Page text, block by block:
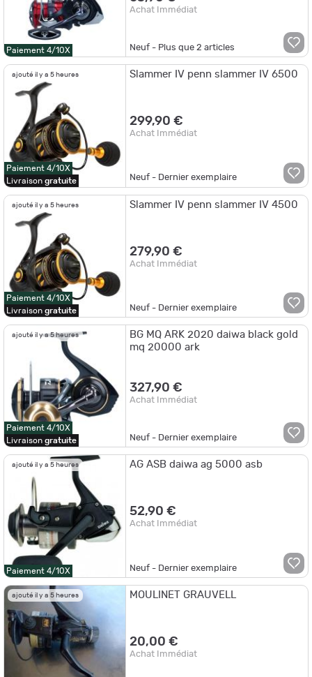
Paiement 4/10X
Achat Immédiat
Neuf - Plus que2 articles
ajouté il y a 5 heures
Paiement 4/10X
Livraison gratuite
Slammer IV penn slammer IV 6500
299,90 €
Achat Immédiat
Neuf - Dernier exemplaire
ajouté il y a 5 heures
Paiement 4/10X
Livraison gratuite
Slammer IV penn slammer IV 4500
279,90 €
Achat Immédiat
Neuf - Dernier exemplaire
ajouté il y a 5 heures
Paiement 4/10X
Livraison gratuite
BG MQ ARK 2020 daiwa black gold
mq 20000 ark
327,90 €
Achat Immédiat
Neuf - Dernier exemplaire
ajouté il y a 5 heures
Paiement 4/10X
AG ASB daiwa ag 5000 asb
52,90 €
Achat Immédiat
Neuf - Dernier exemplaire
ajouté il y a 5 heures MOULINET GRAUVELL
20,00 €
Achat Immédiat